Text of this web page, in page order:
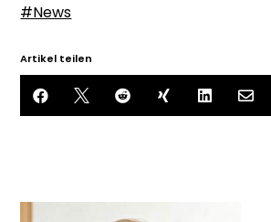
#News
Artikel teilen
     